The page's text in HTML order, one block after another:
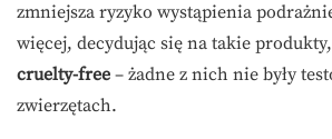
zmniejsza ryzyko wystąpienia
więcej, decydując się na takie
cruelty-free – żadne z nich nie były
zwierzętach.